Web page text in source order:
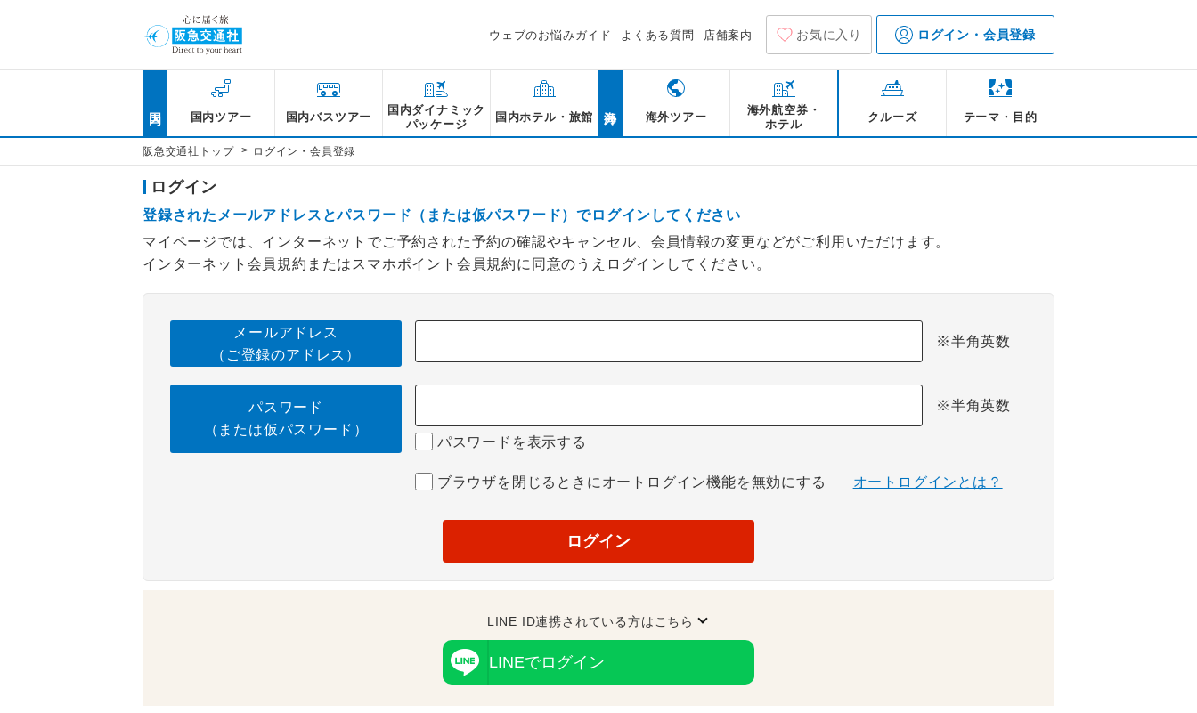
ウェブのお悩みガイド よくある質問 店舗案内 お気に入り ログイン・会員登録
国内ツアー 国内バスツアー
国内ダイナミック
パッケージ
国内ホテル・旅館 海外ツアー
海外航空券・
ホテル
クルーズ テーマ・目的
阪急交通社トップ > ログイン・会員登録
ログイン
登録されたメールアドレスとパスワード（または仮パスワード）でログインしてください
マイページでは、インターネットでご予約された予約の確認やキャンセル、会員情報の変更などがご利用いただけます。
インターネット会員規約またはスマホポイント会員規約に同意のうえログインしてください。
メールアドレス
（ご登録のアドレス）
※半角英数
パスワード
（または仮パスワード）
※半角英数
パスワードを表示する
ブラウザを閉じるときにオートログイン機能を無効にする オートログインとは？
ログイン
LINE ID連携されている方はこちら
LINEでログイン